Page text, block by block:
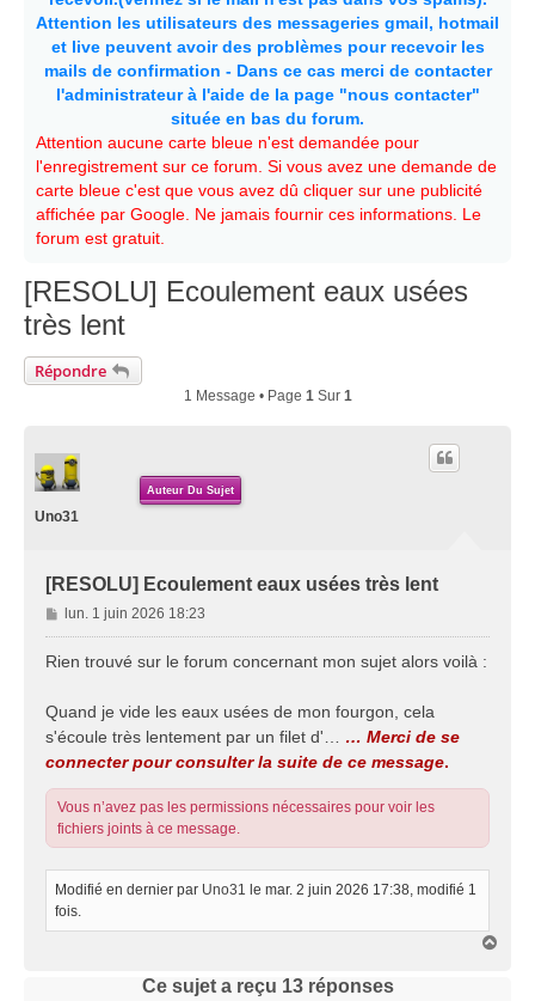
Attention les utilisateurs des messageries gmail, hotmail
et live peuvent avoir des problèmes pour recevoir les
mails de confirmation - Dans ce cas merci de contacter
l'administrateur à l'aide de la page "nous contacter"
située en bas du forum.
Attention aucune carte bleue n'est demandée pour
l'enregistrement sur ce forum. Si vous avez une demande de
carte bleue c'est que vous avez dû cliquer sur une publicité
affichée par Google. Ne jamais fournir ces informations. Le
forum est gratuit.
[RESOLU] Ecoulement eaux usées
très lent
Répondre
1 Message • Page 1Sur 1
Auteur Du Sujet
Uno31
[RESOLU] Ecoulement eaux usées très lent
M
e
s
g
e
lun. 1 juin 2026 18:23
Rien trouvé sur le forum concernant mon sujet alors voilà :
Quand je vide les eaux usées de mon fourgon, cela
s'écoule très lentement par un filet d'…
… Merci de se
connecter pour consulter la suite de ce message.
Vous n’avez pas les permissions nécessaires pour voir les
fichiers joints à ce message.
Modifié en dernier par Uno31 le mar. 2 juin 2026 17:38, modifié 1
fois.
Ce sujet a reçu 13réponses